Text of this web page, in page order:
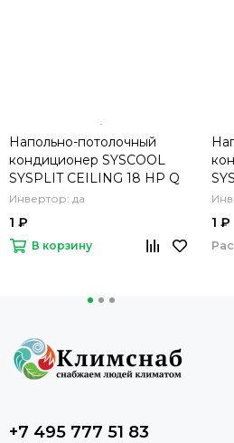
Напольно-потолочный
кондиционер SYSCOOL
SYSPLIT CEILING 18 HP Q
Инвертор: да
1 ₽
В корзину
1 ₽
+7 495 777 51 83